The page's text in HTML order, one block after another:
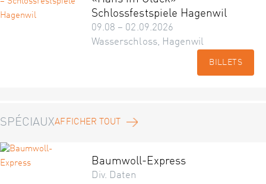
Schlossfestspiele Hagenwil
09.08 – 02.09.2026
Wasserschloss, Hagenwil
BILLETS
SPÉCIAUXAFFICHER TOUT
Baumwoll-Express
Div. Daten